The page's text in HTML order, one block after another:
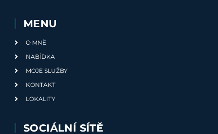
MENU
O MNĚ
NABÍDKA
MOJE SLUŽBY
KONTAKT
LOKALITY
SOCIÁLNÍ SÍTĚ